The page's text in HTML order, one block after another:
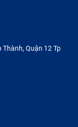
Quận 12 Tp